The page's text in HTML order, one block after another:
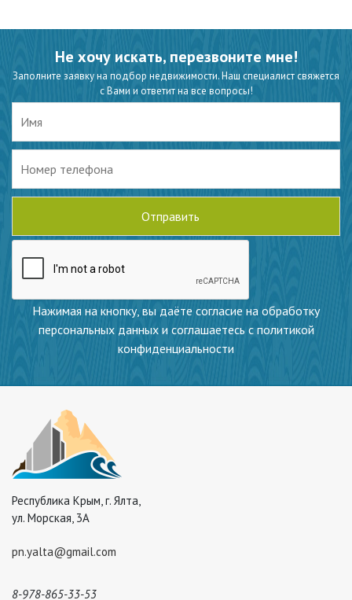
Не хочу искать, перезвоните мне!
Заполните заявку на подбор недвижимости. Наш специалист свяжется
с Вами и ответит на все вопросы!
Нажимая на кнопку, вы даёте согласие на обработку
персональных данных и соглашаетесь с политикой
конфиденциальности
Республика Крым, г. Ялта,
ул. Морская, 3А
pn.yalta@gmail.com
8-978-865-33-53